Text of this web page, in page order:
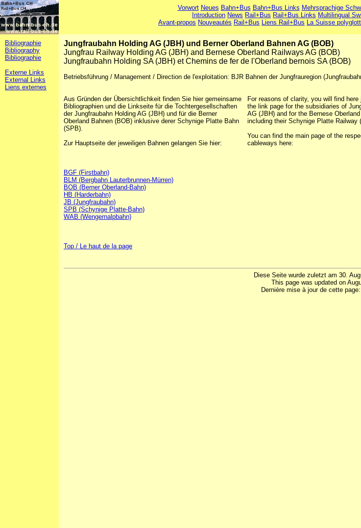
Vorwort Neues Bahn+Bus Bahn+Bus Links Mehrsprachige
Introduction News Rail+Bus Rail+Bus Links Multilingual
Avant-propos Nouveautés Rail+Bus Liens Rail+Bus La Suisse
Bibliographie
Bibliography
Bibliographie
Externe Links
External Links
Liens externes
Jungfraubahn Holding AG (JBH) und Berner Oberland Bahnen AG (BOB)
Jungfrau Railway Holding AG (JBH) and Bernese Oberland Railways AG (BOB)
Jungfraubahn Holding SA (JBH) et Chemins de fer de l'Oberland bernois SA (BOB)
Betriebsführung / Management / Direction de l'exploitation: BJR Bahnen der Jungfrauregion
Aus Gründen der Übersichtlichkeit finden Sie hier gemeinsame
Bibliographien und die Linkseite für die Tochtergesellschaften
der Jungfraubahn Holding AG (JBH) und für die Berner
Oberland Bahnen (BOB) inklusive derer Schynige Platte Bahn
(SPB).
Zur Hauptseite der jeweiligen Bahnen gelangen Sie hier:
For reasons of clarity, you will find here
the link page for the subsidiaries of
AG (JBH) and for the Bernese
including their Schynige Platte Railway
You can find the main page of the
cableways here:
BGF (Firstbahn)
BLM (Bergbahn Lauterbrunnen-Mürren)
BOB (Berner Oberland-Bahn)
HB (Harderbahn)
JB (Jungfraubahn)
SPB (Schynige Platte-Bahn)
WAB (Wengernalpbahn)
Top / Le haut de la page
Diese Seite wurde zuletzt am 30.
This page was updated on
Dernière mise à jour de cette